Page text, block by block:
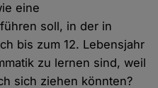
eine
soll, in der in
bis zum 12. Lebensjahr
zu lernen sind, weil
sich ziehen könnten?